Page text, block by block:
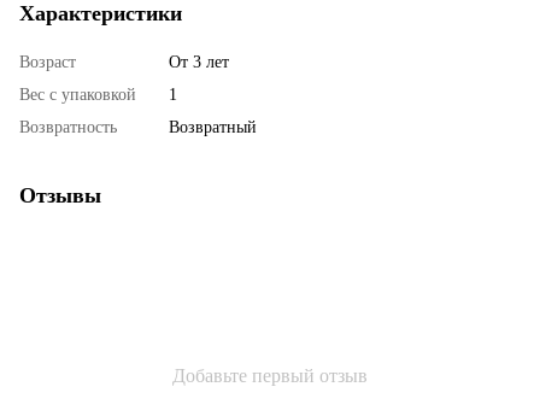
Характеристики
Возраст
От 3 лет
Вес с упаковкой
1
Возвратность
Возвратный
Отзывы
Добавьте первый отзыв